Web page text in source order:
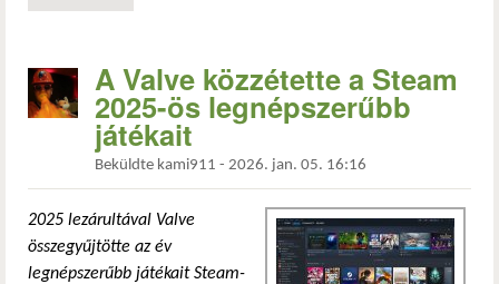
A Valve közzétette a Steam
2025-ös legnépszerűbb
játékait
Beküldte kami911 - 2026. jan. 05. 16:16
2025 lezárultával Valve
összegyűjtötte az év
legnépszerűbb játékait Steam-